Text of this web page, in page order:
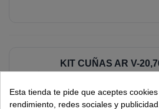
KIT CUÑAS AR V-
Esta tienda te pide que aceptes
rendimiento, redes sociales y